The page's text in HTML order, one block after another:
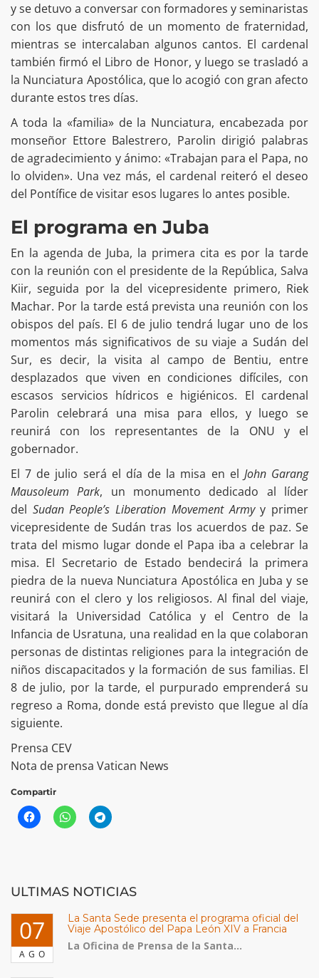
y se detuvo a conversar con formadores y seminaristas
con los que disfrutó de un momento de fraternidad,
mientras se intercalaban algunos cantos. El cardenal
también firmó el Libro de Honor, y luego se trasladó a
la Nunciatura Apostólica, que lo acogió con gran afecto
durante estos tres días.
A toda la «familia» de la Nunciatura, encabezada por
monseñor Ettore Balestrero, Parolin dirigió palabras
de agradecimiento y ánimo: «Trabajan para el Papa, no
lo olviden». Una vez más, el cardenal reiteró el deseo
del Pontífice de visitar esos lugares lo antes posible.
El programa en Juba
En la agenda de Juba, la primera cita es por la tarde
con la reunión con el presidente de la República, Salva
Kiir, seguida por la del vicepresidente primero, Riek
Machar. Por la tarde está prevista una reunión con los
obispos del país. El 6 de julio tendrá lugar uno de los
momentos más significativos de su viaje a Sudán del
Sur, es decir, la visita al campo de Bentiu, entre
desplazados que viven en condiciones difíciles, con
escasos servicios hídricos e higiénicos. El cardenal
Parolin celebrará una misa para ellos, y luego se
reunirá con los representantes de la ONU y el
gobernador.
El 7 de julio será el día de la misa en el John Garang
Mausoleum Park, un monumento dedicado al líder
del Sudan People’s Liberation Movement Armyy primer
vicepresidente de Sudán tras los acuerdos de paz. Se
trata del mismo lugar donde el Papa iba a celebrar la
misa. El Secretario de Estado bendecirá la primera
piedra de la nueva Nunciatura Apostólica en Juba y se
reunirá con el clero y los religiosos. Al final del viaje,
visitará la Universidad Católica y el Centro de la
Infancia de Usratuna, una realidad en la que colaboran
personas de distintas religiones para la integración de
niños discapacitados y la formación de sus familias. El
8 de julio, por la tarde, el purpurado emprenderá su
regreso a Roma, donde está previsto que llegue al día
siguiente.
Prensa CEV
Nota de prensa Vatican News
Compartir
ULTIMAS NOTICIAS
07
AGO
La Santa Sede presenta el programa oficial del
Viaje Apostólico del Papa León XIV a Francia
La Oficina de Prensa de la Santa...